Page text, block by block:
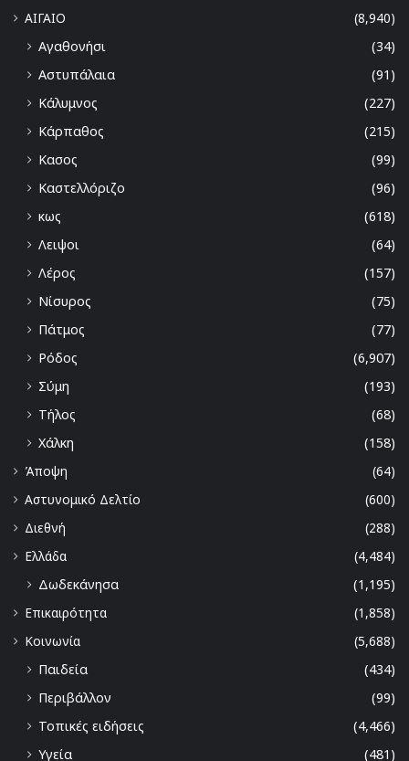
ΑΙΓΑΙΟ
(8,940)
Αγαθονήσι
(34)
Αστυπάλαια
(91)
Κάλυμνος
(227)
Κάρπαθος
(215)
Κασος
(99)
Καστελλόριζο
(96)
κως
(618)
Λειψοι
(64)
Λέρος
(157)
Νίσυρος
(75)
Πάτμος
(77)
Ρόδος
(6,907)
Σύμη
(193)
Τήλος
(68)
Χάλκη
(158)
Άποψη
(64)
Αστυνομικό Δελτίο
(600)
Διεθνή
(288)
Ελλάδα
(4,484)
Δωδεκάνησα
(1,195)
Επικαιρότητα
(1,858)
Κοινωνία
(5,688)
Παιδεία
(434)
Περιβάλλον
(99)
Τοπικές ειδήσεις
(4,466)
Υγεία
(481)